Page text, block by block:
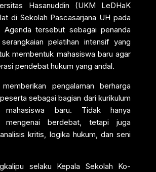
Hasanuddin (UKM LeDHaK
di Sekolah Pascasarjana UH pada
Agenda tersebut sebagai penanda
pelatihan intensif yang
membentuk mahasiswa baru agar
pendebat hukum yang andal.
pengalaman berharga
sebagai bagian dari kurikulum
baru. Tidak hanya
mengenai berdebat, tetapi juga
kritis, logika hukum, dan seni
selaku Kepala Sekolah Ko-